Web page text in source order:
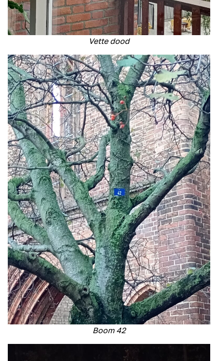
Vette dood
Boom 42